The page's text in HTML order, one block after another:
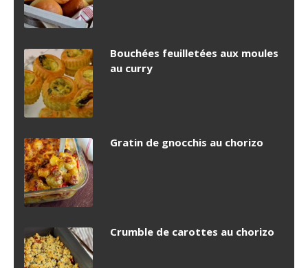
Bouchées feuilletées aux moules
au curry
Gratin de gnocchis au chorizo
Crumble de carottes au chorizo